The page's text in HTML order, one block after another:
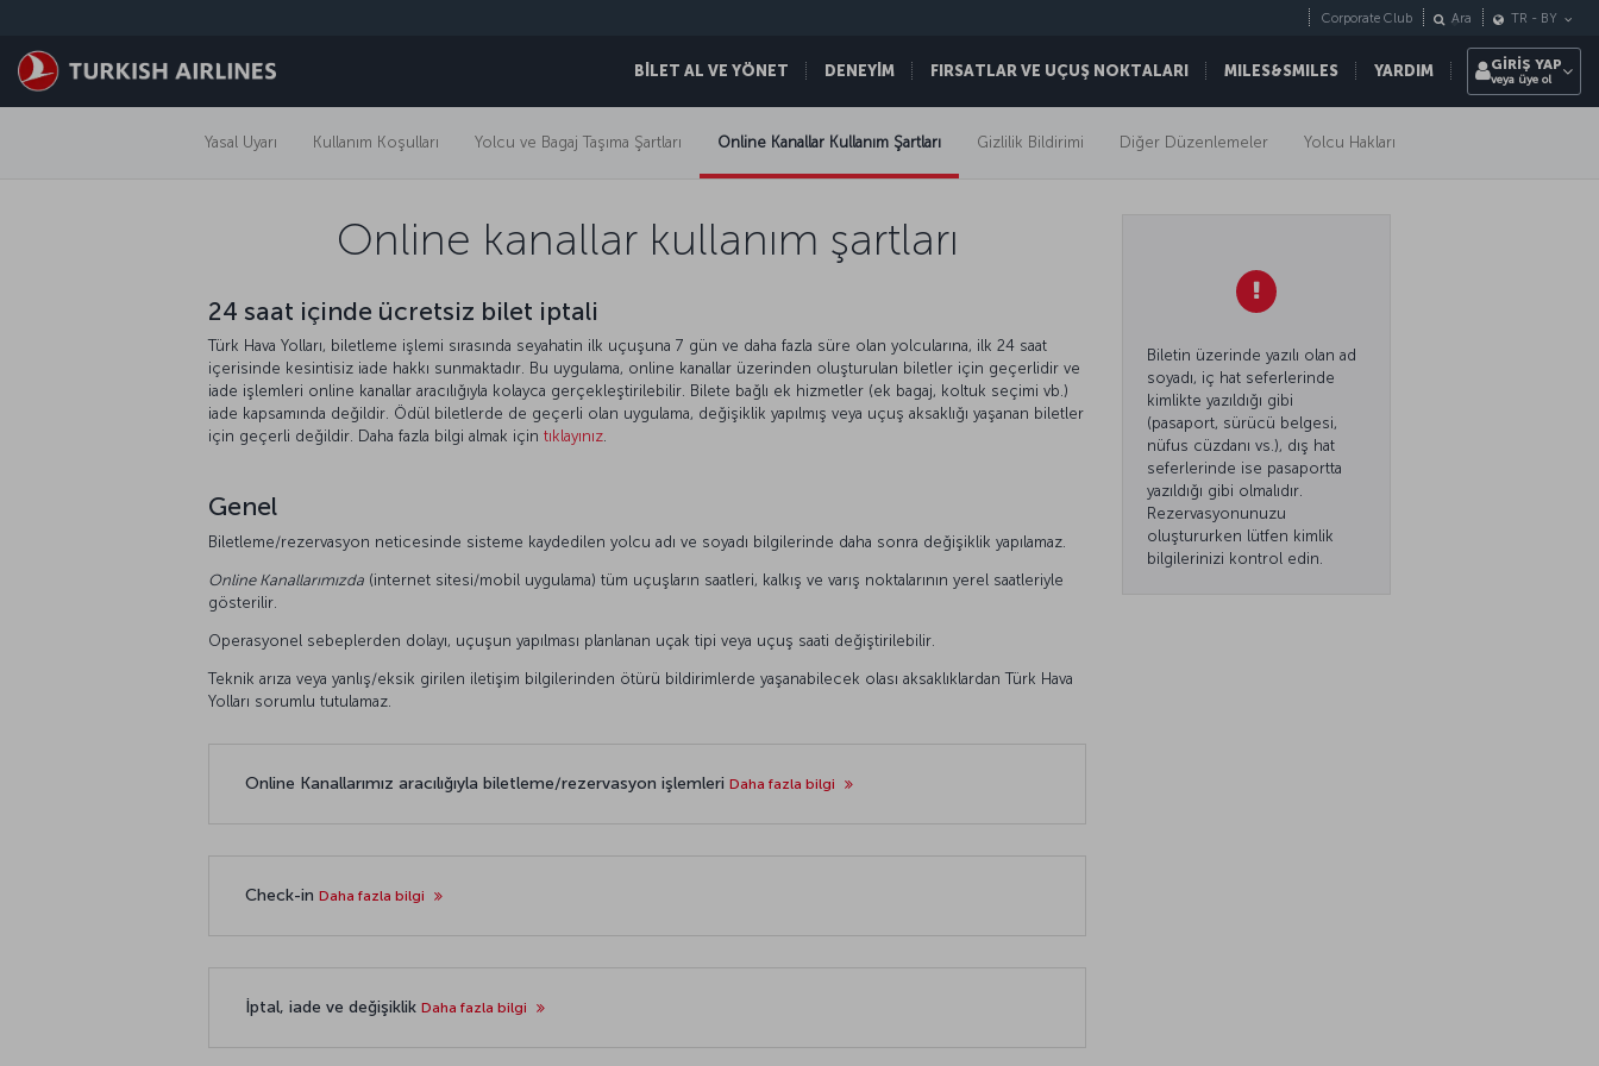
BİLET AL VE YÖNET DENEYİM FIRSATLAR VE UÇUŞ NOKTALARI MILES&SMILES YARDIM
Corporate Club Ara TR - BY
GİRİŞ YAP
veya üye ol
Yasal Uyarı Kullanım Koşulları Yolcu ve Bagaj Taşıma Şartları Online Kanallar Kullanım Şartları Gizlilik Bildirimi Diğer Düzenlemeler Yolcu Hakları
Online kanallar kullanım şartları
24 saat içinde ücretsiz bilet iptali
Türk Hava Yolları, biletleme işlemi sırasında seyahatin ilk uçuşuna 7 gün ve daha fazla süre olan yolcularına, ilk 24 saat
içerisinde kesintisiz iade hakkı sunmaktadır. Bu uygulama, online kanallar üzerinden oluşturulan biletler için geçerlidir ve
iade işlemleri online kanallar aracılığıyla kolayca gerçekleştirilebilir. Bilete bağlı ek hizmetler (ek bagaj, koltuk seçimi vb.)
iade kapsamında değildir. Ödül biletlerde de geçerli olan uygulama, değişiklik yapılmış veya uçuş aksaklığı yaşanan biletler
için geçerli değildir. Daha fazla bilgi almak için tıklayınız.
Genel
Biletleme/rezervasyon neticesinde sisteme kaydedilen yolcu adı ve soyadı bilgilerinde daha sonra değişiklik yapılamaz.
Online Kanallarımızda (internet sitesi/mobil uygulama) tüm uçuşların saatleri, kalkış ve varış noktalarının yerel saatleriyle
gösterilir.
Operasyonel sebeplerden dolayı, uçuşun yapılması planlanan uçak tipi veya uçuş saati değiştirilebilir.
Teknik arıza veya yanlış/eksik girilen iletişim bilgilerinden ötürü bildirimlerde yaşanabilecek olası aksaklıklardan Türk Hava
Yolları sorumlu tutulamaz.
Online Kanallarımız aracılığıyla biletleme/rezervasyon işlemleri Daha fazla bilgi
Check-in Daha fazla bilgi
İptal, iade ve değişiklik Daha fazla bilgi
Biletin üzerinde yazılı olan ad
soyadı, iç hat seferlerinde
kimlikte yazıldığı gibi
(pasaport, sürücü belgesi,
nüfus cüzdanı vs.), dış hat
seferlerinde ise pasaportta
yazıldığı gibi olmalıdır.
Rezervasyonunuzu
oluştururken lütfen kimlik
bilgilerinizi kontrol edin.